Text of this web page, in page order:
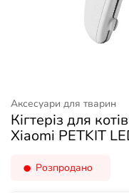
Аксесуари для тварин
Кігтеріз для
Xiaomi PETKIT
Розпродано